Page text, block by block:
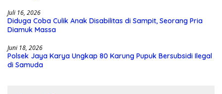
Juli 16, 2026
Diduga Coba Culik Anak Disabilitas di Sampit, Seorang Pria
Diamuk Massa
Juni 18, 2026
Polsek Jaya Karya Ungkap 80 Karung Pupuk Bersubsidi Ilegal
di Samuda